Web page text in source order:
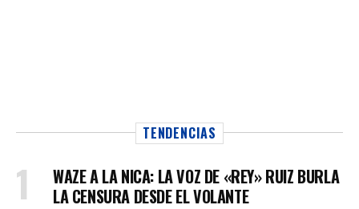
TENDENCIAS
WAZE A LA NICA: LA VOZ DE «REY» RUIZ BURLA
LA CENSURA DESDE EL VOLANTE